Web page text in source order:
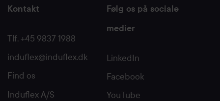
Kontakt
Tlf. +45 9837 1988
induflex@induflex.dk
Find os
Induflex A/S
Følg os på sociale
medier
LinkedIn
Facebook
YouTube